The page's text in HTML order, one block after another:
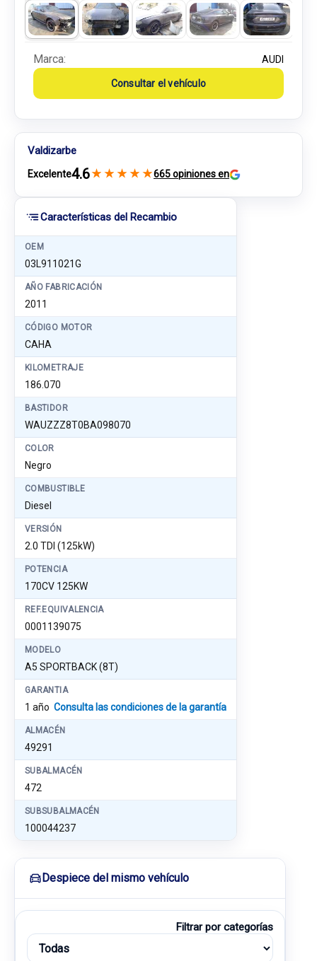
Características del Recambio
OEM
03L911021G
AÑO FABRICACIÓN
2011
CÓDIGO MOTOR
CAHA
KILOMETRAJE
186.070
BASTIDOR
WAUZZZ8T0BA098070
COLOR
Negro
COMBUSTIBLE
Diesel
VERSIÓN
2.0 TDI (125kW)
POTENCIA
170CV 125KW
REF.EQUIVALENCIA
0001139075
MODELO
A5 SPORTBACK (8T)
GARANTIA
1 año Consulta las condiciones de la garantía
ALMACÉN
49291
SUBALMACÉN
472
SUBSUBALMACÉN
100044237
Marca: AUDI
Consultar el vehículo
Valdizarbe
Excelente4.6★ ★ ★ ★ ★665 opiniones en
Despiece del mismo vehículo
Filtrar por categorías